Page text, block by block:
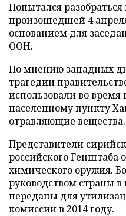
Попытался
произошедшей 4
основанием для
ООН.
По мнению западных
трагедии
использовали во
населенному пункту
отравляющие вещества.
Представители
российского
химического оружия.
руководством страны
переданы для
комиссии в 2014 году.